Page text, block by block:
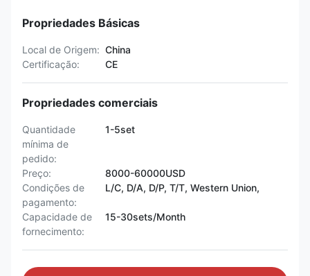
Propriedades Básicas
Local de Origem: China
Certificação:
CE
Propriedades comerciais
Quantidade
mínima de
pedido:
1-5set
Preço:
8000-60000USD
Condições de
pagamento:
L/C, D/A, D/P, T/T, Western Union,
Capacidade de
fornecimento:
15-30sets/Month